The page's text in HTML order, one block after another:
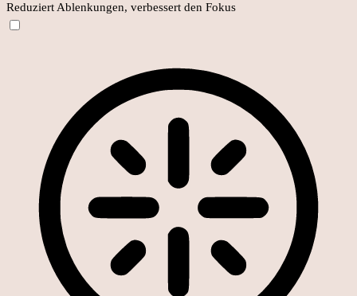
Reduziert Ablenkungen, verbessert den Fokus